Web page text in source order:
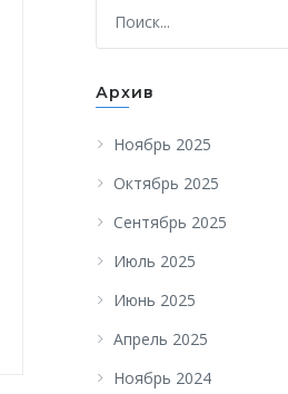
Архив
Ноябрь 2025
Октябрь 2025
Сентябрь 2025
Июль 2025
Июнь 2025
Апрель 2025
Ноябрь 2024